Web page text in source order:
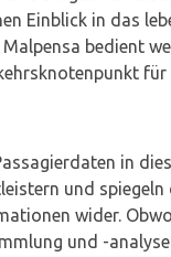
Einblick in das
bedient
für
in
und spiegeln
wider.
und -